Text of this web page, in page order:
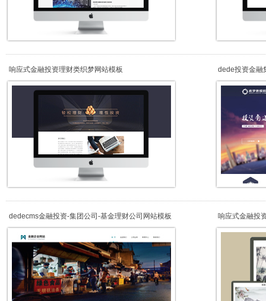
响应式金融投资理财类织梦网站模板 dede投资金融
dedecms金融投资-集团公司-基金理财公司网站模板
（自适应）
响应式金融投